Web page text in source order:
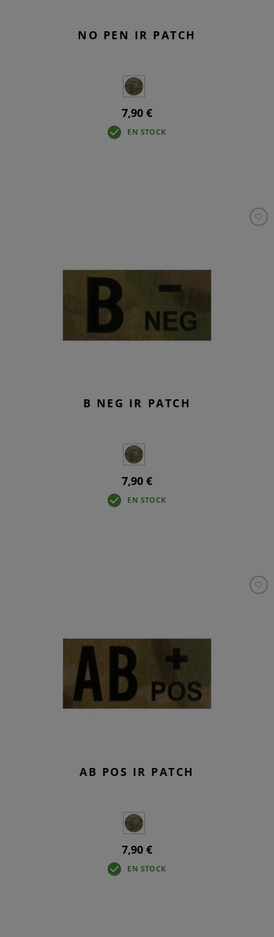
NO PEN IR PATCH
7,90 €
EN STOCK
B NEG IR PATCH
7,90 €
EN STOCK
AB POS IR PATCH
7,90 €
EN STOCK